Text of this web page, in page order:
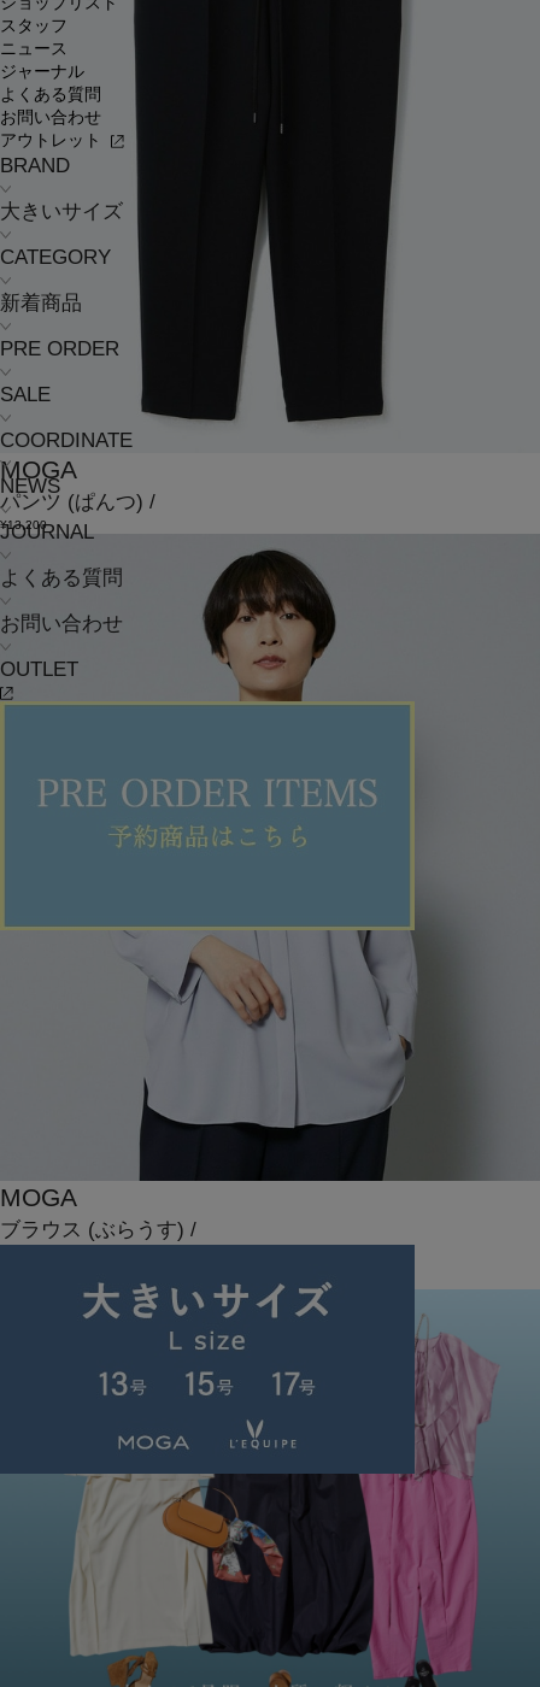
スタッフ
ニュース
ジャーナル
よくある質問
お問い合わせ
アウトレット
BRAND
大きいサイズ
CATEGORY
新着商品
PRE ORDER
SALE
COORDINATE
NEWS
JOURNAL
よくある質問
お問い合わせ
OUTLET
MOGA
パンツ (ぱんつ) /
¥13,200
MOGA
ブラウス (ぶらうす) /